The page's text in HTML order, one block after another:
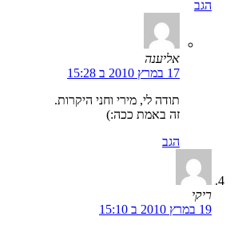
הגב
אליענה
17 במרץ 2010 ב 15:28
תודה לי, מירי וחני היקרות.
זה באמת ככה:)
הגב
ריקי
19 במרץ 2010 ב 15:10